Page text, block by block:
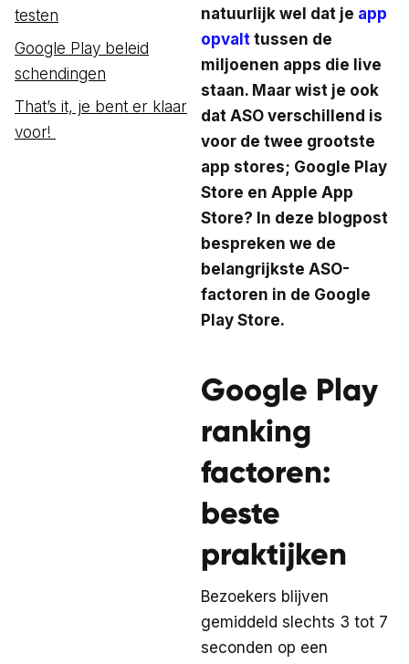
testen
Google Play beleid
schendingen
That’s it, je bent er klaar
voor!
natuurlijk wel dat je app
opvalttussen de
miljoenen apps die live
staan. Maar wist je ook
dat ASO verschillend is
voor de twee grootste
app stores; Google Play
Store en Apple App
Store? In deze blogpost
bespreken we de
belangrijkste ASO-
factoren in de Google
Play Store.
Google Play
ranking
factoren:
beste
praktijken
Bezoekers blijven
gemiddeld slechts 3 tot 7
seconden op een